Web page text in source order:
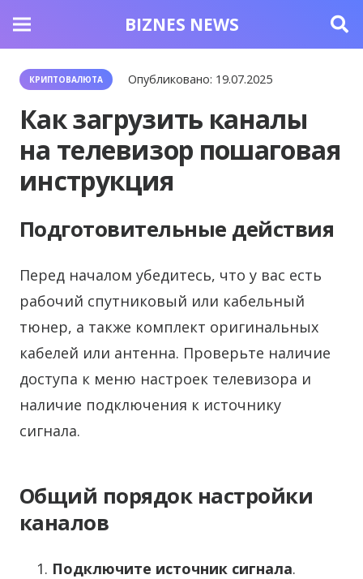
BIZNES NEWS
КРИПТОВАЛЮТА Опубликовано: 19.07.2025
Как загрузить каналы
на телевизор пошаговая
инструкция
Подготовительные действия
Перед началом убедитесь, что у вас есть
рабочий спутниковый или кабельный
тюнер, а также комплект оригинальных
кабелей или антенна. Проверьте наличие
доступа к меню настроек телевизора и
наличие подключения к источнику
сигнала.
Общий порядок настройки
каналов
Подключите источник сигнала.